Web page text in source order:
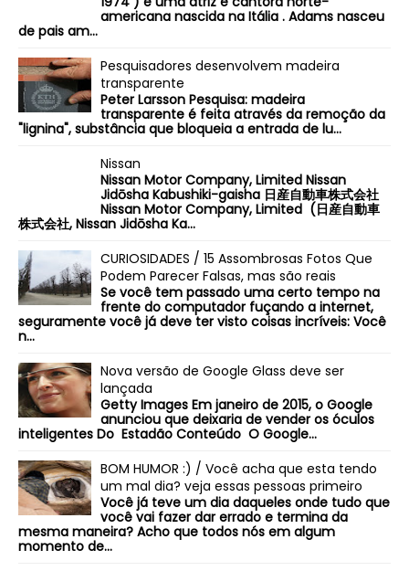
americana nascida na Itália . Adams nasceu
de pais am...
Pesquisadores desenvolvem madeira
transparente
Peter Larsson Pesquisa: madeira
transparente é feita através da remoção da
"lignina", substância que bloqueia a entrada de lu...
Nissan
Nissan Motor Company, Limited Nissan
Jidōsha Kabushiki-gaisha 日産自動車株式会社
Nissan Motor Company, Limited (日産自動車
株式会社, Nissan Jidōsha Ka...
CURIOSIDADES / 15 Assombrosas Fotos Que
Podem Parecer Falsas, mas são reais
Se você tem passado uma certo tempo na
frente do computador fuçando a internet,
seguramente você já deve ter visto coisas incríveis: Você
n...
Nova versão de Google Glass deve ser
lançada
Getty Images Em janeiro de 2015, o Google
anunciou que deixaria de vender os óculos
inteligentes Do Estadão Conteúdo O Google...
BOM HUMOR :) / Você acha que esta tendo
um mal dia? veja essas pessoas primeiro
Você já teve um dia daqueles onde tudo que
você vai fazer dar errado e termina da
mesma maneira? Acho que todos nós em algum
momento de...